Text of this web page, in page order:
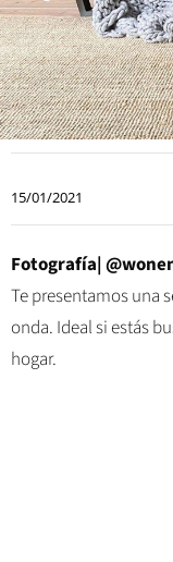
15/01/2021
Fotografía|
Te presentamos una
onda. Ideal si estás
hogar.